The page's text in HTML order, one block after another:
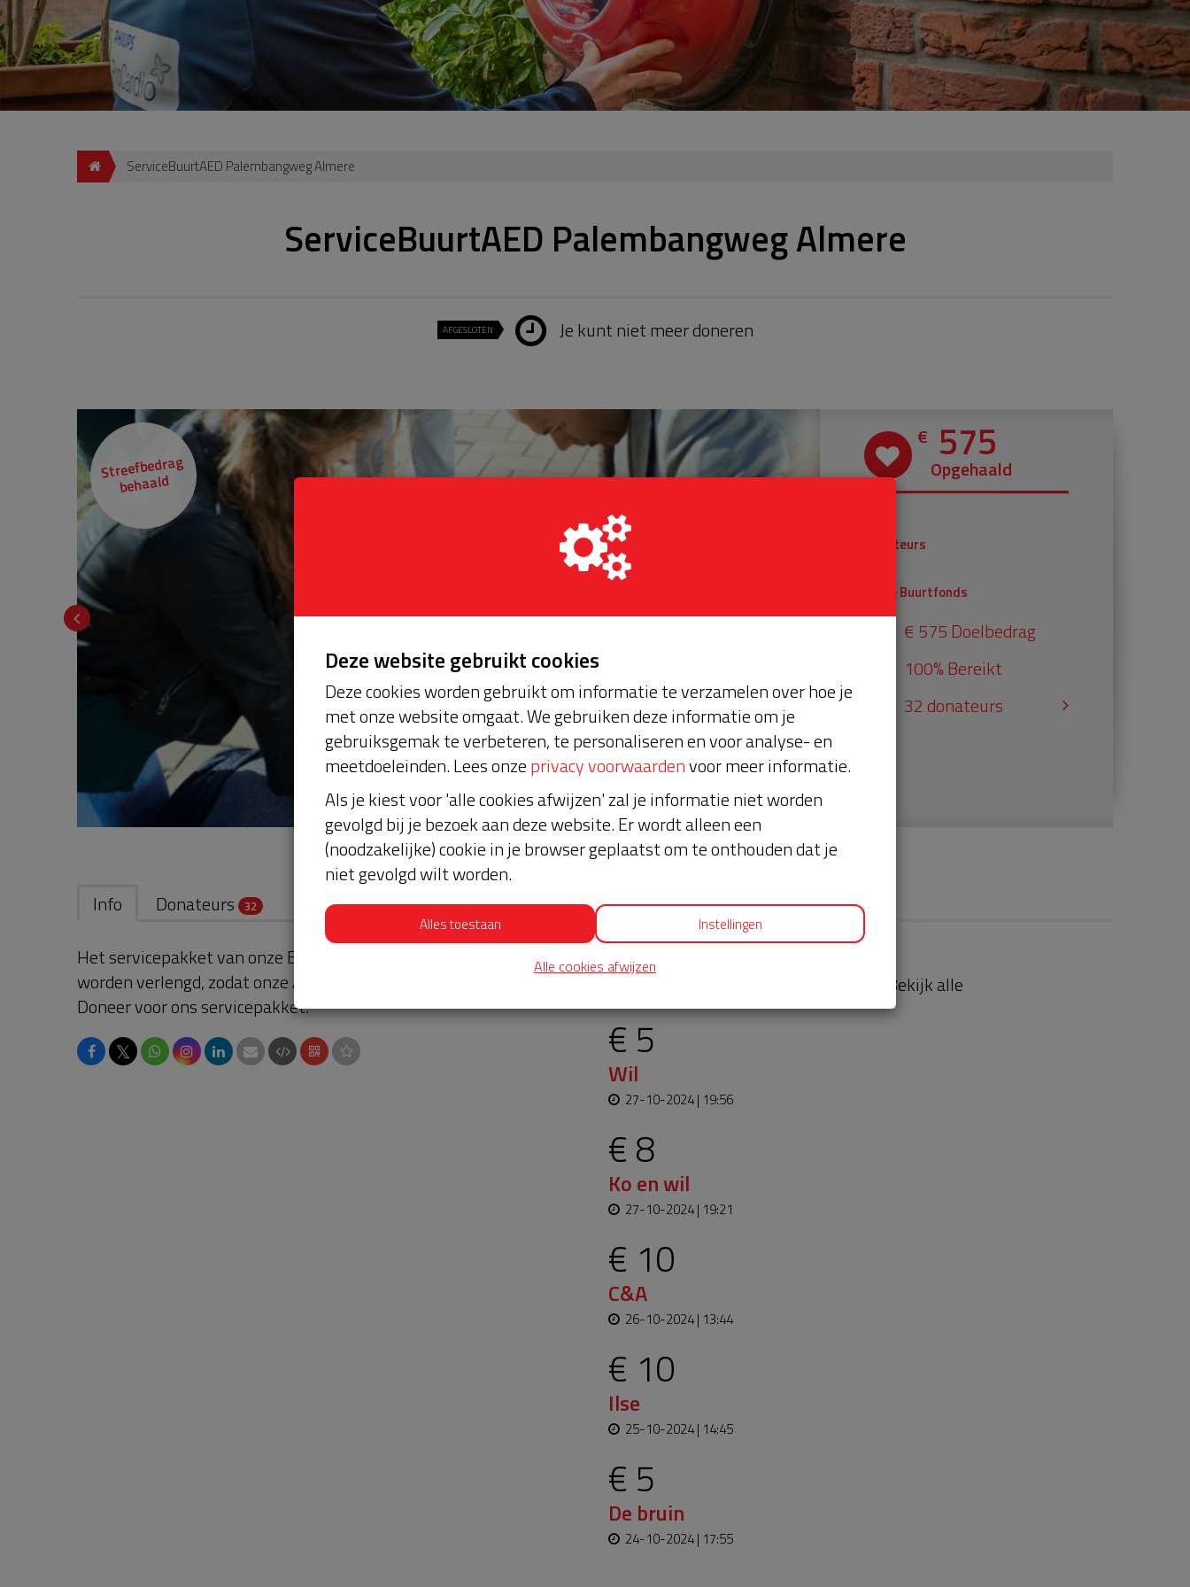
ServiceBuurtAED Palembangweg Almere
ServiceBuurtAED Palembangweg Almere
AFGESLOTEN Je kunt niet meer doneren
Streefbedrag
behaald
€ 575
Opgehaald
Donateurs
Univé Buurtfonds
€ 575 Doelbedrag
100% Bereikt
32 donateurs
Info Donateurs 32
Het servicepakket van onze BuurtAED verloopt bijna en moet
worden verlengd, zodat onze AED gebruiksklaar blijft. Help je mee?
Doneer voor ons servicepakket!
𝕏
Laatste donaties Bekijk alle
€ 5
Wil
27-10-2024 | 19:56
€ 8
Ko en wil
27-10-2024 | 19:21
€ 10
C&A
26-10-2024 | 13:44
€ 10
Ilse
25-10-2024 | 14:45
€ 5
De bruin
24-10-2024 | 17:55
Deze website gebruikt cookies
Deze cookies worden gebruikt om informatie te verzamelen over hoe je
met onze website omgaat. We gebruiken deze informatie om je
gebruiksgemak te verbeteren, te personaliseren en voor analyse- en
meetdoeleinden. Lees onzeprivacy voorwaardenvoor meer informatie.
Als je kiest voor 'alle cookies afwijzen' zal je informatie niet worden
gevolgd bij je bezoek aan deze website. Er wordt alleen een
(noodzakelijke) cookie in je browser geplaatst om te onthouden dat je
niet gevolgd wilt worden.
Alles toestaan Instellingen
Alle cookies afwijzen